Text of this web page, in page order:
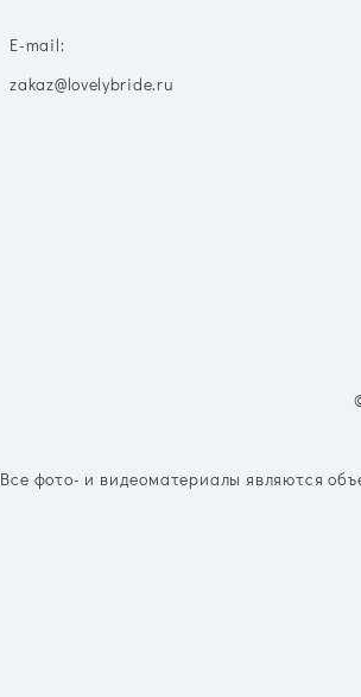
E-mail:
zakaz@lovelybride.ru
Все фото- и видеоматериалы являются